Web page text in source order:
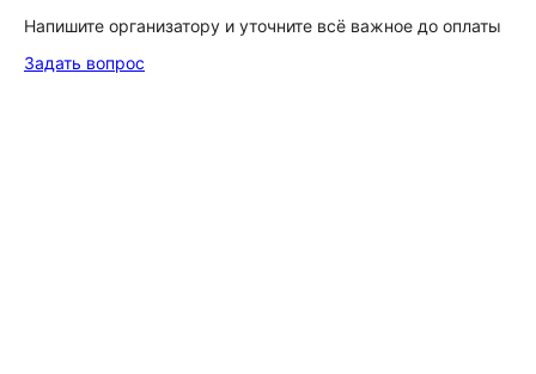
Напишите организатору и уточните всё важное до оплаты
Задать вопрос